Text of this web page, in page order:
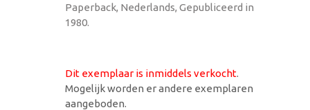
Paperback, Nederlands, Gepubliceerd in
1980.
Dit exemplaar is inmiddels verkocht.
Mogelijk worden er andere exemplaren
aangeboden.